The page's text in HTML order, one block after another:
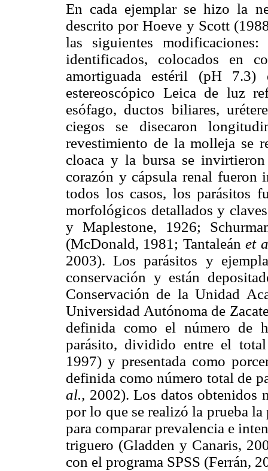
En cada ejemplar se hizo la
descrito por Hoeve y Scott
las siguientes
identificados, colocados en
amortiguada estéril (pH 7.3)
estereoscópico Leica de luz
esófago, ductos biliares,
ciegos se disecaron
revestimiento de la molleja se
cloaca y la bursa se
corazón y cápsula renal fueron
todos los casos, los parásitos
morfológicos detallados y
y Maplestone, 1926;
(McDonald, 1981; Tantaleánet
2003). Los parásitos y
conservación y están
Conservación de la Unidad
Universidad Autónoma de
definida como el número de
parásito, dividido entre el
1997) y presentada como
definida como número total de
al., 2002). Los datos obtenidos
por lo que se realizó la prueba
para comparar prevalencia e
triguero (Gladden y Canaris,
con el programa SPSS (Ferrán,